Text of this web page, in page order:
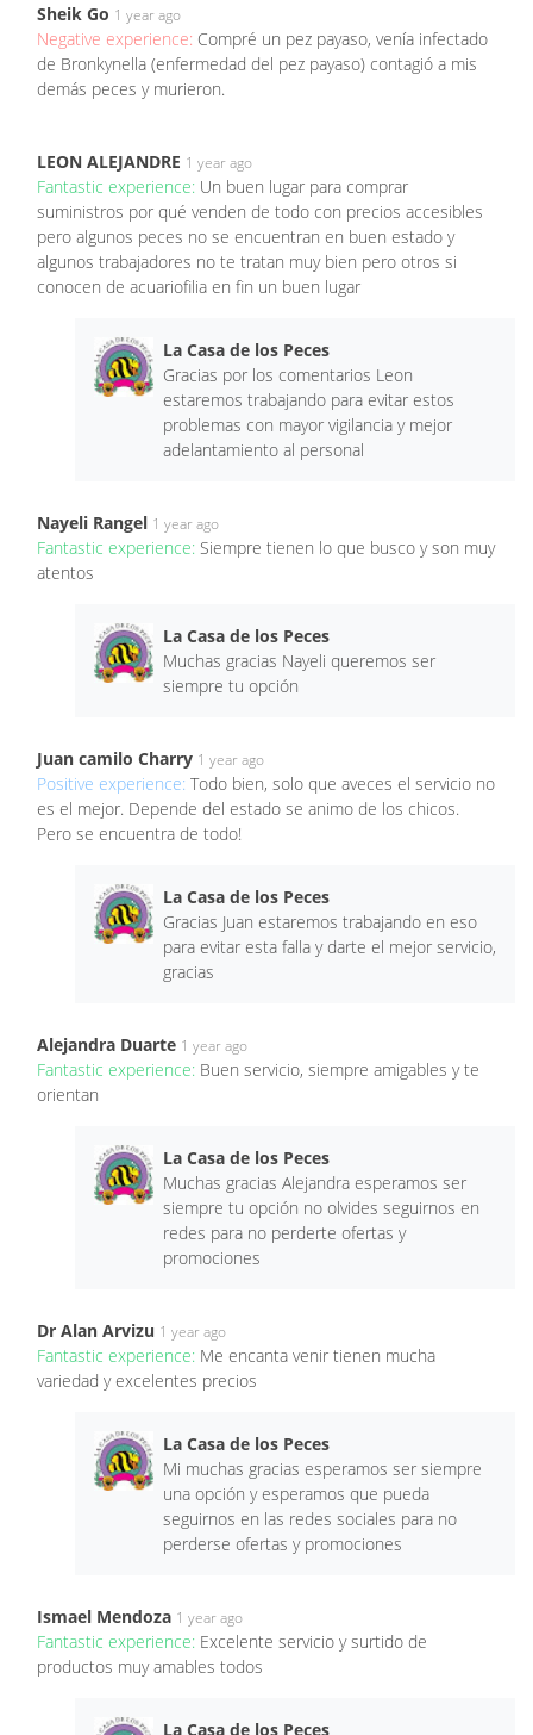
Sheik Go 1 year ago
Negative experience: Compré un pez payaso, venía infectado
de Bronkynella (enfermedad del pez payaso) contagió a mis
demás peces y murieron.
LEON ALEJANDRE 1 year ago
Fantastic experience: Un buen lugar para comprar
suministros por qué venden de todo con precios accesibles
pero algunos peces no se encuentran en buen estado y
algunos trabajadores no te tratan muy bien pero otros si
conocen de acuariofilia en fin un buen lugar
La Casa de los Peces
Gracias por los comentarios Leon
estaremos trabajando para evitar estos
problemas con mayor vigilancia y mejor
adelantamiento al personal
Nayeli Rangel 1 year ago
Fantastic experience: Siempre tienen lo que busco y son muy
atentos
La Casa de los Peces
Muchas gracias Nayeli queremos ser
siempre tu opción
Juan camilo Charry 1 year ago
Positive experience: Todo bien, solo que aveces el servicio no
es el mejor. Depende del estado se animo de los chicos.
Pero se encuentra de todo!
La Casa de los Peces
Gracias Juan estaremos trabajando en eso
para evitar esta falla y darte el mejor servicio,
gracias
Alejandra Duarte 1 year ago
Fantastic experience: Buen servicio, siempre amigables y te
orientan
La Casa de los Peces
Muchas gracias Alejandra esperamos ser
siempre tu opción no olvides seguirnos en
redes para no perderte ofertas y
promociones
Dr Alan Arvizu 1 year ago
Fantastic experience: Me encanta venir tienen mucha
variedad y excelentes precios
La Casa de los Peces
Mi muchas gracias esperamos ser siempre
una opción y esperamos que pueda
seguirnos en las redes sociales para no
perderse ofertas y promociones
Ismael Mendoza 1 year ago
Fantastic experience: Excelente servicio y surtido de
productos muy amables todos
La Casa de los Peces